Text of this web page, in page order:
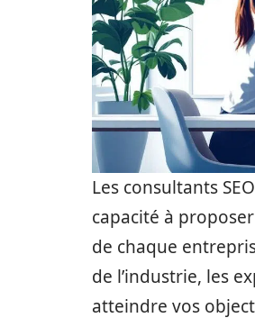
Les consultants
capacité à
de chaque
de l’industrie, les
atteindre vos